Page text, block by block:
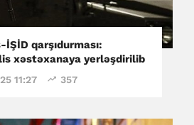
qarşıdurması:
xəstəxanaya yerləşdirilib
11:27 357